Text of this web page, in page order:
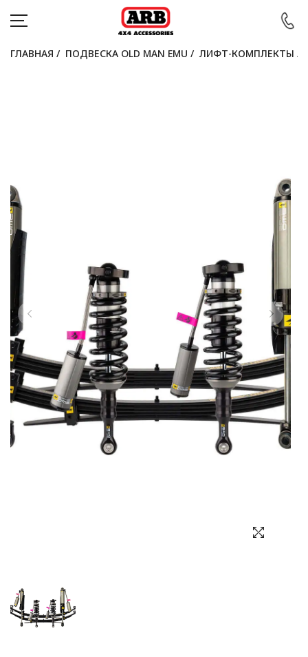
БЛОГ
ПОКУПАТЕЛЯМ
КОНТАКТЫ
Войти
Выбор языка
Выбор валюты
ГЛАВНАЯ / ПОДВЕСКА OLD MAN EMU / ЛИФТ-КОМПЛЕКТЫ /